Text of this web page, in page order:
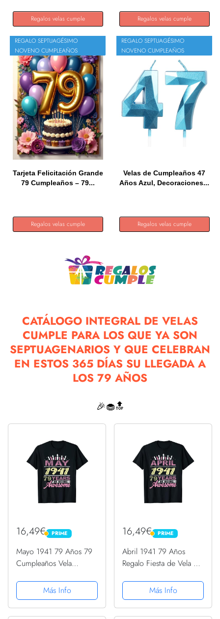
Regalos velas cumple Regalos velas cumple
REGALO SEPTUAGÉSIMO
NOVENO CUMPLEAÑOS
Tarjeta Felicitación Grande
79 Cumpleaños – 79...
Regalos velas cumple
REGALO SEPTUAGÉSIMO
NOVENO CUMPLEAÑOS
Velas de Cumpleaños 47
Años Azul, Decoraciones...
Regalos velas cumple
CATÁLOGO INTEGRAL DE VELAS
CUMPLE PARA LOS QUE YA SON
SEPTUAGENARIOS Y QUE CELEBRAN
EN ESTOS 365 DÍAS SU LLEGADA A
LOS 79 AÑOS
🎉🧁🔝
16,49€ PRIME
PRIME
Mayo 1941 79 Años 79
Cumpleaños Vela
CamisetaMás Info
16,49€ PRIME
PRIME
Abril 1941 79 Años
Regalo Fiesta de Vela 79
Más Info